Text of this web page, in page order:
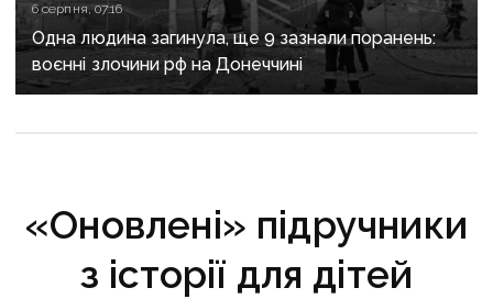
6 серпня, 07:16
Одна людина загинула, ще 9 зазнали поранень:
воєнні злочини рф на Донеччині
«Оновлені» підручники
з історії для дітей